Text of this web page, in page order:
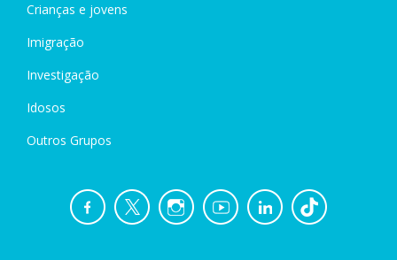
Crianças e jovens
Imigração
Investigação
Idosos
Outros Grupos